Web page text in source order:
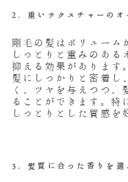
2. 重いテクスチャーのオ
剛毛の髪はボリューム
しっとりと重みのある
抑える効果があります
髪にしっかりと密着し
く、ツヤを与えつつ、
ることができます。特
しっとりとした質感を
3. 髪質に合った香りを選